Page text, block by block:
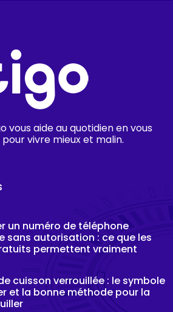
vous aide au quotidien en vous
vivre mieux et malin.
un numéro de téléphone
sans autorisation : ce que les
permettent vraiment
cuisson verrouillée : le symbole
et la bonne méthode pour la